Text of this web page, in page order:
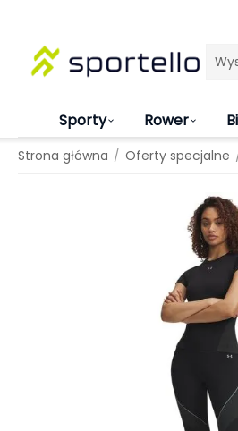
Sporty Rower
Strona główna / Oferty specjalne